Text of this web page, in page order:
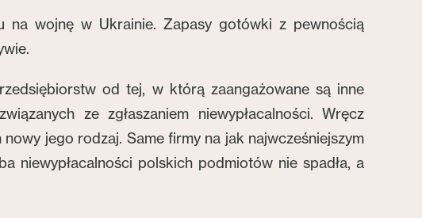
na wojnę w Ukrainie. Zapasy gotówki z pewnością
od tej, w którą zaangażowane są inne
ze zgłaszaniem niewypłacalności. Wręcz
jego rodzaj. Same firmy na jak najwcześniejszym
niewypłacalności polskich podmiotów nie spadła, a